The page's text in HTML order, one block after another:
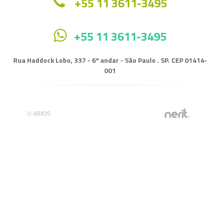
+55 11 3611-3495
Rua Haddock Lobo, 337 - 6º andar - São Paulo . SP. CEP 01414-
001
© 4BIOS